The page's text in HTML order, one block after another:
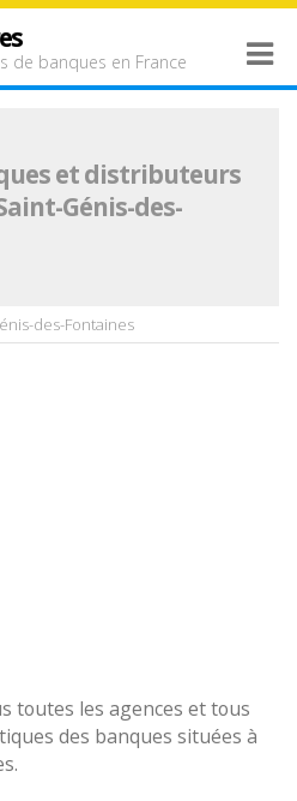
de banques en France
et distributeurs
Génis-des-
des-Fontaines
toutes les agences et tous
des banques situées à